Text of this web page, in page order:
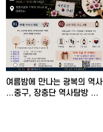
여름밤에 만나는 광복의 역사
…중구, 장충단 역사탐방 …